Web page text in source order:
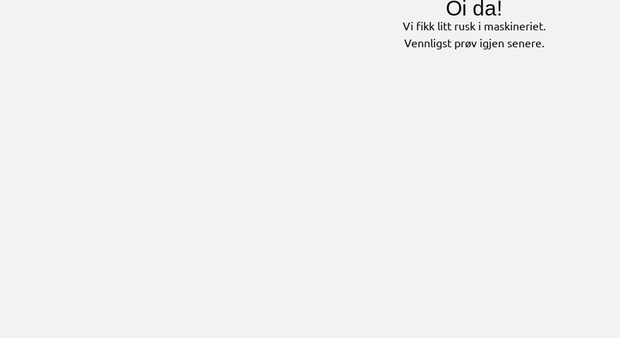
Oi da!
Vi fikk litt rusk i maskineriet.
Vennligst prøv igjen senere.